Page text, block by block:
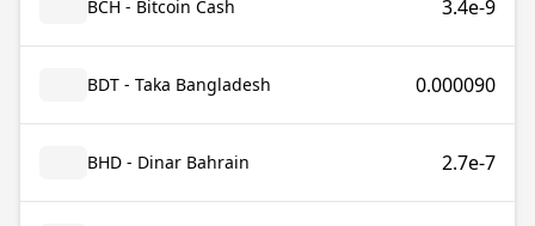
BCH - Bitcoin Cash 3.4e-9
BDT - Taka Bangladesh 0.000090
BHD - Dinar Bahrain 2.7e-7